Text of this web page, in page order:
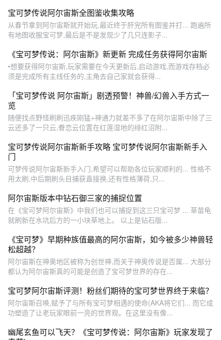
宝可梦传说阿尔宙斯全图鉴收集攻略
从春节拿到阿尔宙斯就开始玩,最近终于肝完所有图鉴并打... 跑遍所
有地图收服宝可梦,最后是不是发现少了几只连影子...
《宝可梦传说：阿尔宙斯》新更新 完成任务获得阿尔宙斯
•想要获得阿尔宙斯,玩家需要在今天更新后,启动游戏,而游戏存档必
须是完成所有主线任务的,主角去自己家就会获得...
「宝可梦传说 阿尔宙斯」剧透预警！神兽/幻兽入手方式一
览
随便找点野怪刷刷迅疾刚猛+神通力就差不多了在阿尔宙斯中除了三
云还多了一只云,眷恋云位置在红莲湿地的绯红沼附...
宝可梦传说阿尔宙斯新手攻略 宝可梦传说阿尔宙斯新手入
门
可梦传说阿尔宙斯新手入门,希望可以帮助各位玩家顺利的... 性格不
用太刷,中后期刷头目捕获直接换,还有性格薄荷,只...
阿尔宙斯版本中钻石御三家的捕捉位置
在《宝可梦阿尔宙斯》中我们也可以捕捉到这三只宝可梦 ... 草苗龟
就刷新在水坑后方的一小块草地上。 以上是钻石版...
《宝可梦》早期种族值最高的阿尔宙斯，如今被多少神兽轻
松超越？
阿尔宙斯在神奥地区被称为创世神,而关于神奥传说是否属... 大部分
都认为阿尔宙斯真的可能是创造了宝可梦世界的存在...
宝可梦阿尔宙斯评测！粉丝们期待的宝可梦世界终于来临？
阿尔宙斯召唤,赋予了与所有宝可梦相遇的使命(AKA将它们... 而它成
功塑造了让老玩家眼前一亮的世界观。在这里没有像...
幽尾玄鱼可以飞天？《宝可梦传说：阿尔宙斯》玩家发现了